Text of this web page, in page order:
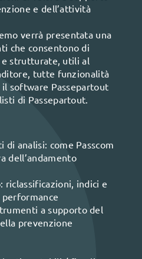
e dell’attività
verrà presentata una
che consentono di
strutturate, utili al
tutte funzionalità
software Passepartout
di Passepartout.
di analisi: come Passcom
dell’andamento
riclassificazioni, indici e
a supporto del
prevenzione